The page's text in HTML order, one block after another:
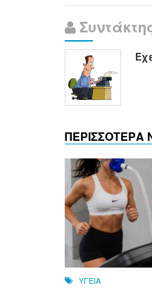
ΠΕΡΙΣΣΟΤΕΡΑ
ΥΓΕΙΑ